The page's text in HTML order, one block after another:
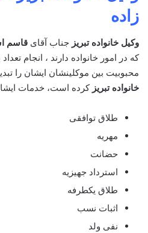
زاده
وکیل خانواده تبریز جناب آقای قاسم
که در امور خانواده دارند ، انجام
محبوبیت بین موکلینشان ایشان را
خانواده تبریز کرده است، خدمات
طلاق توافقی
مهریه
حضانت
استرداد جهیزیه
طلاق یکطرفه
اثبات نسب
نفی ولد